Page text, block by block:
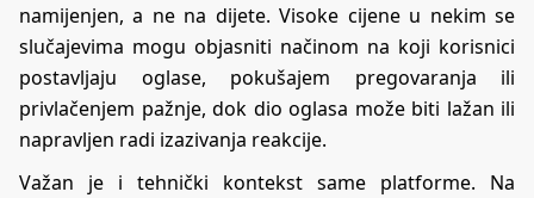
namijenjen, a ne na dijete. Visoke cijene u nekim se
slučajevima mogu objasniti načinom na koji korisnici
postavljaju oglase, pokušajem pregovaranja ili
privlačenjem pažnje, dok dio oglasa može biti lažan ili
napravljen radi izazivanja reakcije.
Važan je i tehnički kontekst same platforme. Na